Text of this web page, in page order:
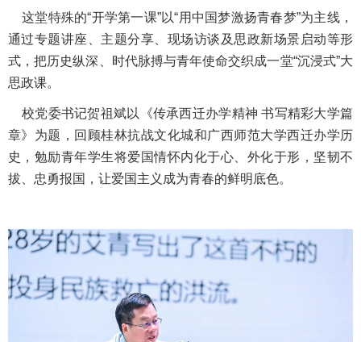
这堂特殊的“开学第一课”以“用中国梦激扬青春梦”为主线，
通过专题讲座、主题分享、现场访谈及思政新场景启动等形
式，把历史纵深、时代脉搏与青年使命交织成一堂“沉浸式”大
思政课。
校党委书记贺祖斌以《传承西迁办学精神 书写精彩大学篇
章》为题，回顾桂林抗战文化城和广西师范大学西迁办学历
史，勉励青年学生将爱国情怀内化于心、外化于形，坚韧不
拔、忠勇报国，让爱国主义成为青春的鲜明底色。